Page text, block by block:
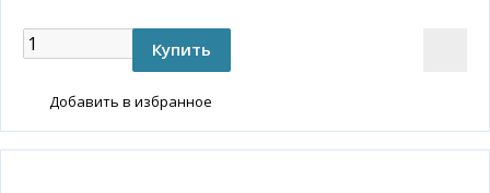
Добавить в избранное